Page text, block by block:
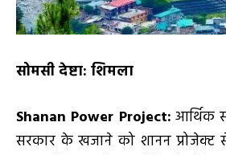
सोमसी देष्टा: शिमला
Shanan Power Project: आर्थिक
सरकार के खजाने को शानन प्रोजेक्ट